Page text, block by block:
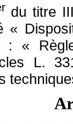
du titre
«
: «
L.